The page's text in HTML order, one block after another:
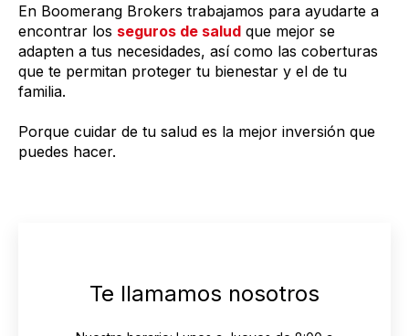
En Boomerang Brokers trabajamos para ayudarte a
encontrar los seguros de salud que mejor se
adapten a tus necesidades, así como las coberturas
que te permitan proteger tu bienestar y el de tu
familia.
Porque cuidar de tu salud es la mejor inversión que
puedes hacer.
Te llamamos nosotros